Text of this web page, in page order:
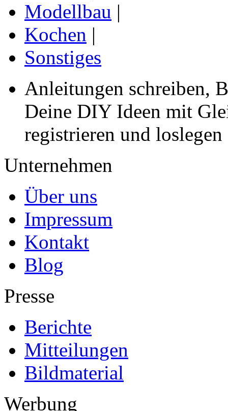
Modellbau |
Kochen |
Sonstiges
Anleitungen schreiben,
Deine DIY Ideen mit
registrieren und loslegen
Unternehmen
Über uns
Impressum
Kontakt
Blog
Presse
Berichte
Mitteilungen
Bildmaterial
Werbung